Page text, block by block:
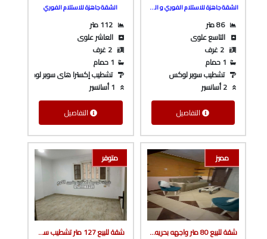
الشقة جاهزة للاستلام الفوري و السكن
86 متر
التاسع علوى
2 غرف
1 حمام
تشطيب سوبر لوكس
2 أسانسير
التفاصيل
الشقة جاهزة للاستلام الفوري
112 متر
العاشر علوى
2 غرف
1 حمام
تشطيب إكسترا هاى سوبر لوكس
التفاصيل
مميز
شقة للبيع 80 متر واجهه بحريه تشطيب سوبر لوكس دور أول علوى ف مساكن التعاونيات و بالقرب من فودافون من شركة الوسيط العقارية بشبين الكوم
متوفر
شقة للبيع 127 متر تشطيب سوبر لوكس ف برج بأسانسير ع الرئيسي مباشرة و كامله المرافق بكفر المصيلحه من الوسيط العقارية بشبين الكوم